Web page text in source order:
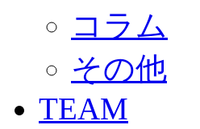
パートナー募集
クラブ理念
サステナビリティ
Web制作支援
応援プロジェクト
コラム
その他
TEAM